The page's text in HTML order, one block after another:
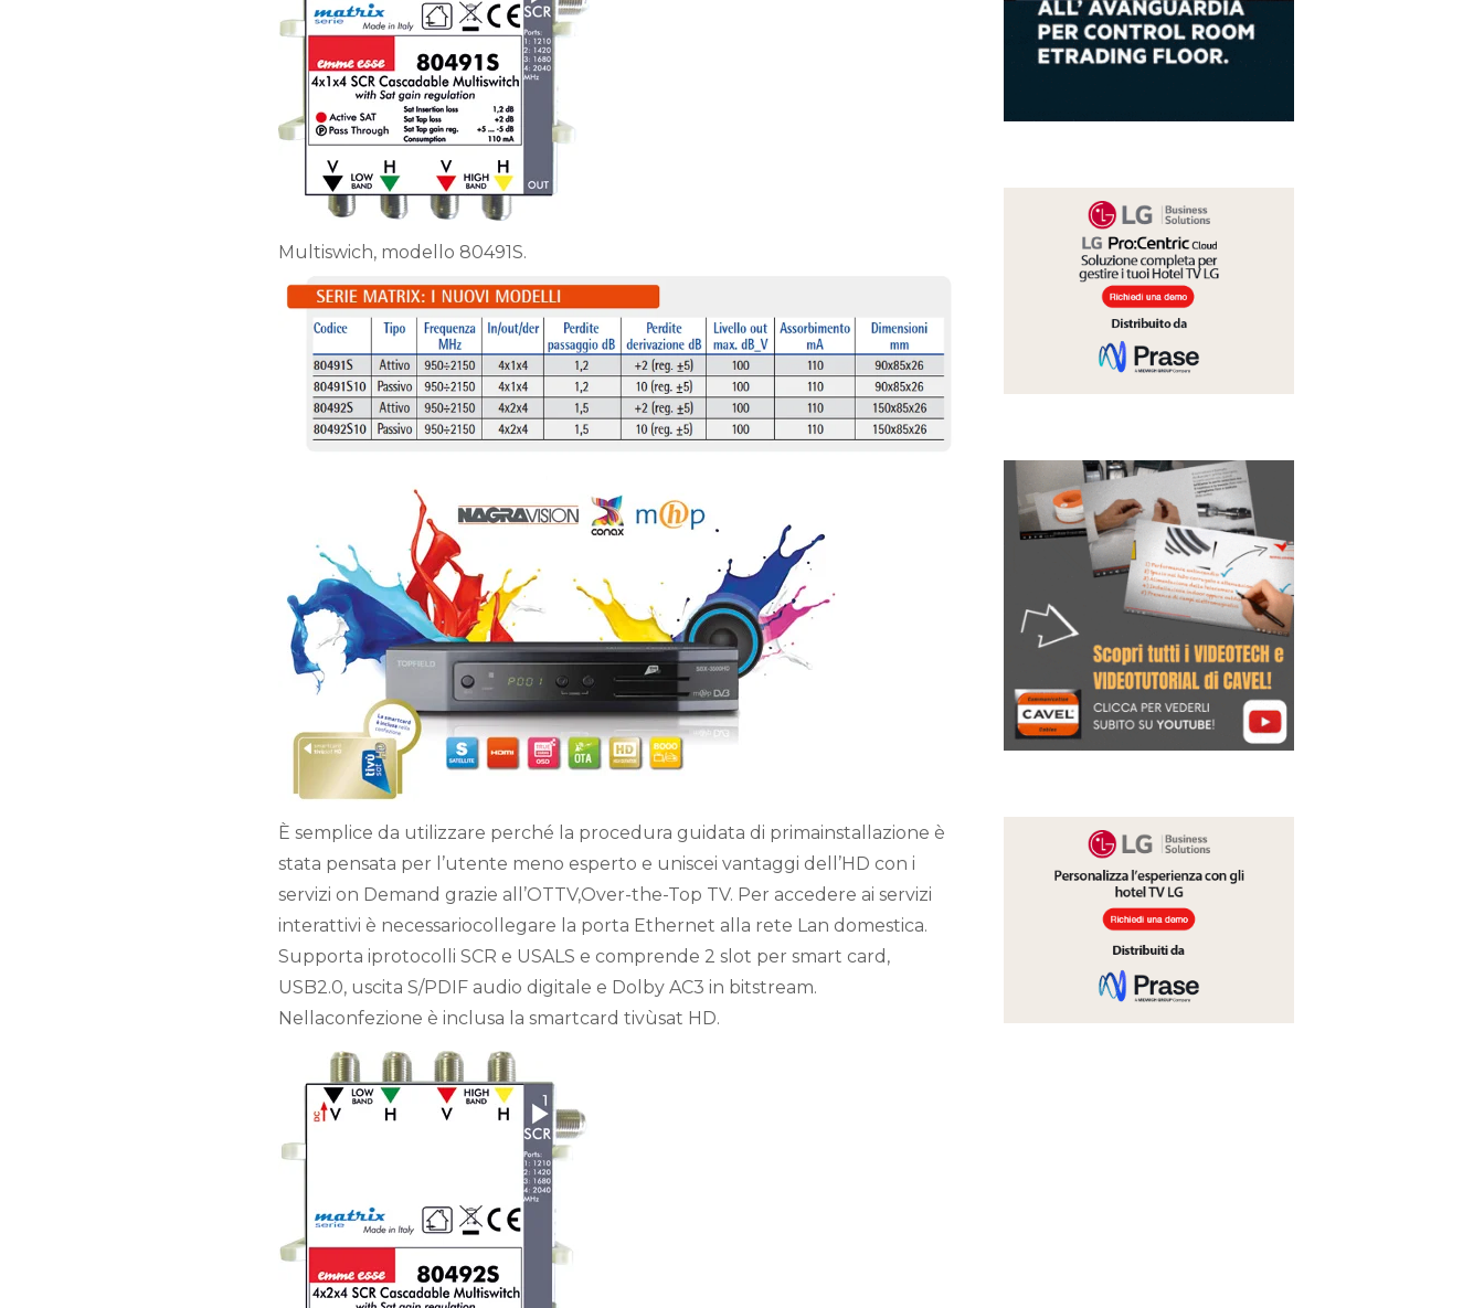
Multiswich, modello 80491S.
È semplice da utilizzare perché la procedura guidata di primainstallazione è
stata pensata per l’utente meno esperto e uniscei vantaggi dell’HD con i
servizi on Demand grazie all’OTTV,Over-the-Top TV. Per accedere ai servizi
interattivi è necessariocollegare la porta Ethernet alla rete Lan domestica.
Supporta iprotocolli SCR e USALS e comprende 2 slot per smart card,
USB2.0, uscita S/PDIF audio digitale e Dolby AC3 in bitstream.
Nellaconfezione è inclusa la smartcard tivùsat HD.